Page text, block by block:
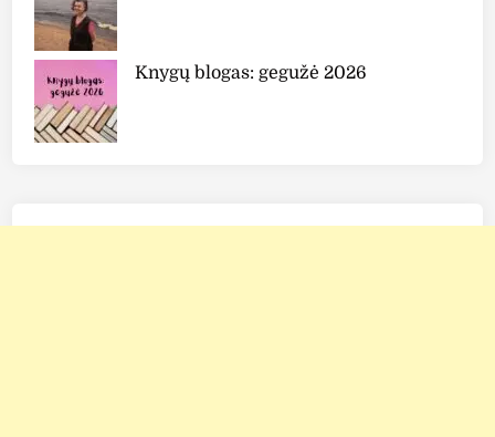
Knygų blogas: gegužė 2026